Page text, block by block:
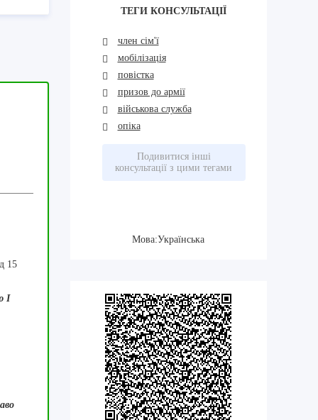
15
I
ТЕГИ КОНСУЛЬТАЦІЇ
член сім'ї
мобілізація
повістка
призов до армії
військова служба
опіка
Подивитися інші
консультації з цими тегами
Мова:Українська